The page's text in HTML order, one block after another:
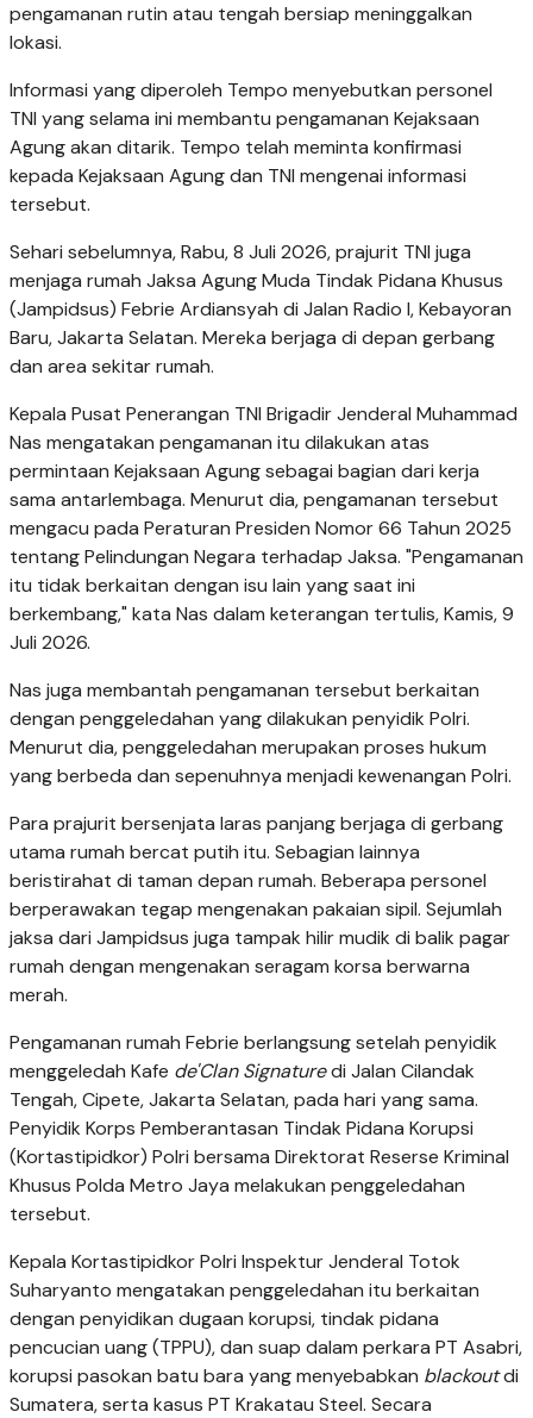
pengamanan rutin atau tengah bersiap meninggalkan
lokasi.
Informasi yang diperoleh Tempo menyebutkan personel
TNI yang selama ini membantu pengamanan Kejaksaan
Agung akan ditarik. Tempo telah meminta konfirmasi
kepada Kejaksaan Agung dan TNI mengenai informasi
tersebut.
Sehari sebelumnya, Rabu, 8 Juli 2026, prajurit TNI juga
menjaga rumah Jaksa Agung Muda Tindak Pidana Khusus
(Jampidsus) Febrie Ardiansyah di Jalan Radio I, Kebayoran
Baru, Jakarta Selatan. Mereka berjaga di depan gerbang
dan area sekitar rumah.
Kepala Pusat Penerangan TNI Brigadir Jenderal Muhammad
Nas mengatakan pengamanan itu dilakukan atas
permintaan Kejaksaan Agung sebagai bagian dari kerja
sama antarlembaga. Menurut dia, pengamanan tersebut
mengacu pada Peraturan Presiden Nomor 66 Tahun 2025
tentang Pelindungan Negara terhadap Jaksa. "Pengamanan
itu tidak berkaitan dengan isu lain yang saat ini
berkembang," kata Nas dalam keterangan tertulis, Kamis, 9
Juli 2026.
Nas juga membantah pengamanan tersebut berkaitan
dengan penggeledahan yang dilakukan penyidik Polri.
Menurut dia, penggeledahan merupakan proses hukum
yang berbeda dan sepenuhnya menjadi kewenangan Polri.
Para prajurit bersenjata laras panjang berjaga di gerbang
utama rumah bercat putih itu. Sebagian lainnya
beristirahat di taman depan rumah. Beberapa personel
berperawakan tegap mengenakan pakaian sipil. Sejumlah
jaksa dari Jampidsus juga tampak hilir mudik di balik pagar
rumah dengan mengenakan seragam korsa berwarna
merah.
Pengamanan rumah Febrie berlangsung setelah penyidik
menggeledah Kafe de'Clan Signaturedi Jalan Cilandak
Tengah, Cipete, Jakarta Selatan, pada hari yang sama.
Penyidik Korps Pemberantasan Tindak Pidana Korupsi
(Kortastipidkor) Polri bersama Direktorat Reserse Kriminal
Khusus Polda Metro Jaya melakukan penggeledahan
tersebut.
Kepala Kortastipidkor Polri Inspektur Jenderal Totok
Suharyanto mengatakan penggeledahan itu berkaitan
dengan penyidikan dugaan korupsi, tindak pidana
pencucian uang (TPPU), dan suap dalam perkara PT Asabri,
korupsi pasokan batu bara yang menyebabkan blackoutdi
Sumatera, serta kasus PT Krakatau Steel. Secara